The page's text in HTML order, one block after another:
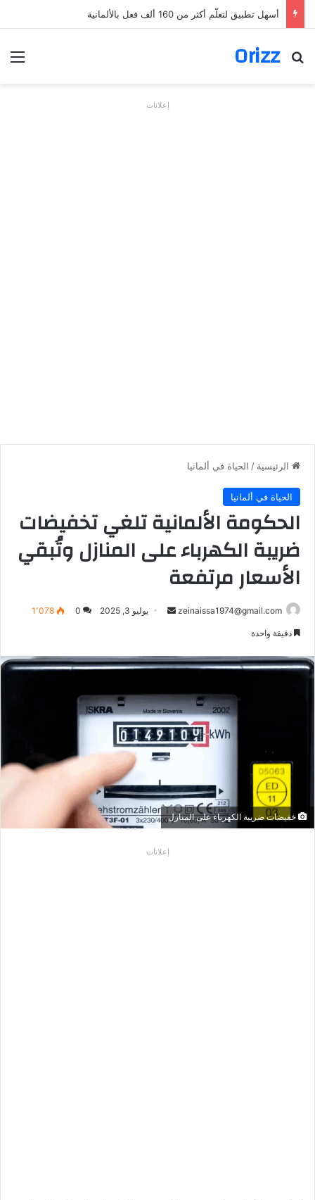
أسهل تطبيق لتعلّم أكثر من 160 ألف فعل بالألمانية
Orizz
بحث عن
إعلانات
الرئيسية / الحياة في ألمانيا
الحياة في ألمانيا
الحكومة الألمانية تلغي تخفيضات
ضريبة الكهرباء على المنازل وتُبقي
الأسعار مرتفعة
zeinaissa1974@gmail.com
أرسل يوليو 3, 2025 0 1٬078
دقيقة واحدة
خفيضات ضريبة الكهرباء على المنازل
إعلانات